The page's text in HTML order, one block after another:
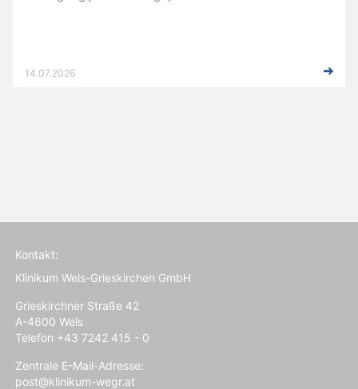
14.07.2026
Kontakt:
Klinikum Wels-Grieskirchen GmbH
Grieskirchner Straße 42
A-4600 Wels
Telefon +43 7242 415 - 0
Zentrale E-Mail-Adresse:
post@klinikum-wegr.at